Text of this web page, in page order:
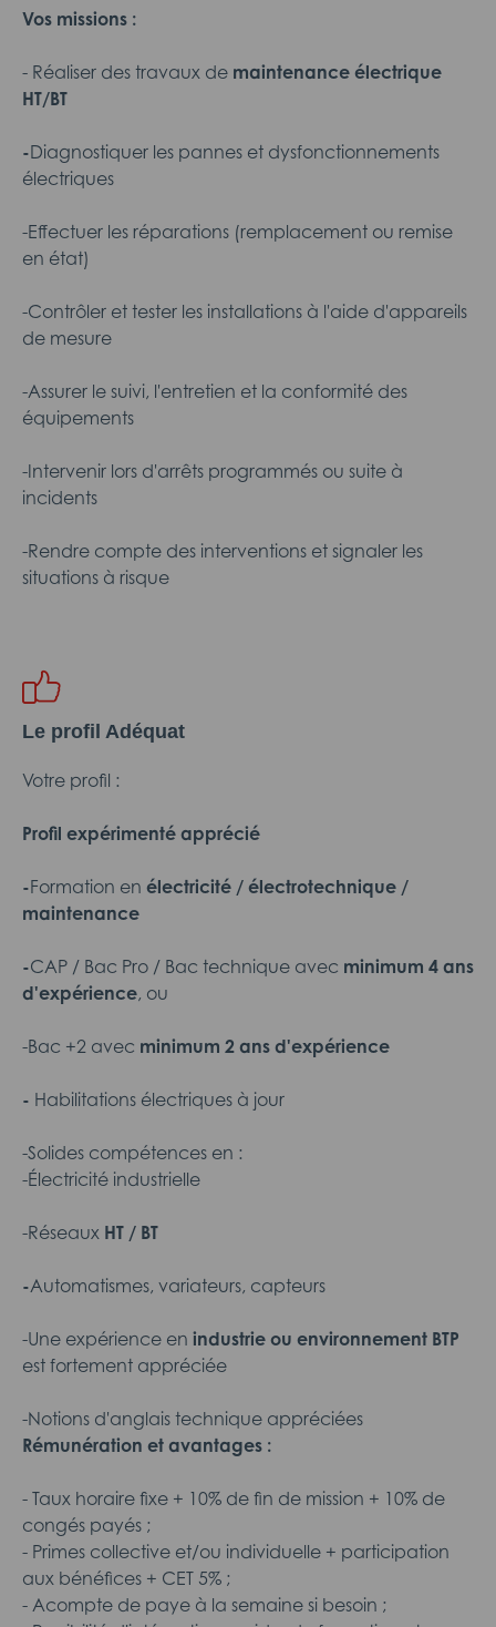
Vos missions :
- Réaliser des travaux de maintenance électrique
HT/BT
-Diagnostiquer les pannes et dysfonctionnements
électriques
-Effectuer les réparations (remplacement ou remise
en état)
-Contrôler et tester les installations à l'aide d'appareils
de mesure
-Assurer le suivi, l'entretien et la conformité des
équipements
-Intervenir lors d'arrêts programmés ou suite à
incidents
-Rendre compte des interventions et signaler les
situations à risque
Le profil Adéquat
Votre profil :
Profil expérimenté apprécié
-Formation en électricité / électrotechnique /
maintenance
-CAP / Bac Pro / Bac technique avec minimum 4 ans
d'expérience, ou
-Bac +2 avec minimum 2 ans d'expérience
- Habilitations électriques à jour
-Solides compétences en :
-Électricité industrielle
-Réseaux HT / BT
-Automatismes, variateurs, capteurs
-Une expérience en industrie ou environnement BTP
est fortement appréciée
-Notions d'anglais technique appréciées
Rémunération et avantages :
- Taux horaire fixe + 10% de fin de mission + 10% de
congés payés ;
- Primes collective et/ou individuelle + participation
aux bénéfices + CET 5% ;
- Acompte de paye à la semaine si besoin ;